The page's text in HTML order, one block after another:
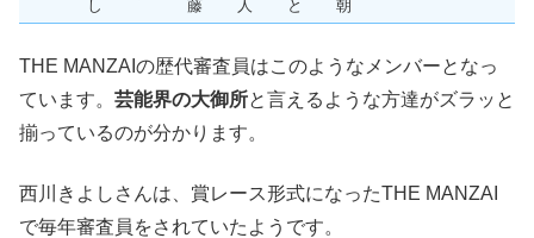
し
藤
人
と
朝
THE MANZAIの歴代審査員はこのようなメンバーとなっ
ています。 芸能界の大御所と言えるような方達がズラッと
揃っているのが分かります。
西川きよしさんは、賞レース形式になったTHE MANZAI
で毎年審査員をされていたようです。